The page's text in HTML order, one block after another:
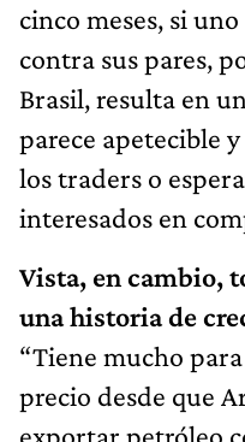
cinco meses, si
contra sus pares,
Brasil, resulta en
parece apetecible
los traders o
interesados en
Vista, en cambio,
una historia de
“Tiene mucho
precio desde que
exportar petróleo